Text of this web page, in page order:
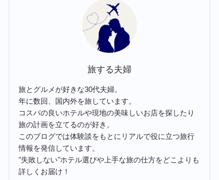
旅する夫婦
旅とグルメが好きな30代夫婦。
年に数回、国内外を旅しています。
コスパの良いホテルや現地の美味しいお店を探したり
旅の計画を立てるのが好き。
このブログでは体験談をもとにリアルで役に立つ旅行
情報を発信しています。
"失敗しない"ホテル選びや上手な旅の仕方をどこよりも
詳しくお届け！